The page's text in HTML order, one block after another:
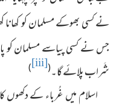
نے کسی بھوکے مسلمان کو کھانا
جس نے کسی پیاسے مسلمان کو
شَراب پلائے گا۔(
[iii]
)
اسلام میں غُرباء کے دکھوں